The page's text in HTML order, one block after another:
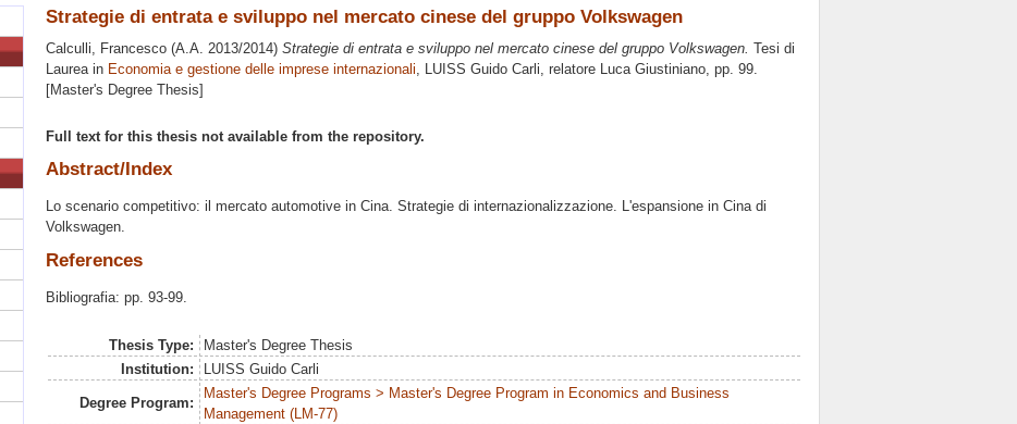
Strategie di entrata e sviluppo nel mercato cinese del gruppo Volkswagen
Calculli, Francesco (A.A. 2013/2014) Strategie di entrata e sviluppo nel mercato cinese del gruppo Volkswagen. Tesi di
Laurea in Economia e gestione delle imprese internazionali, LUISS Guido Carli, relatore Luca Giustiniano, pp. 99.
[Master's Degree Thesis]
Full text for this thesis not available from the repository.
Abstract/Index
Lo scenario competitivo: il mercato automotive in Cina. Strategie di internazionalizzazione. L'espansione in Cina di
Volkswagen.
References
Bibliografia: pp. 93-99.
Thesis Type:
Master's Degree Thesis
Institution:
LUISS Guido Carli
Degree Program:
Master's Degree Programs > Master's Degree Program in Economics and Business
Management (LM-77)